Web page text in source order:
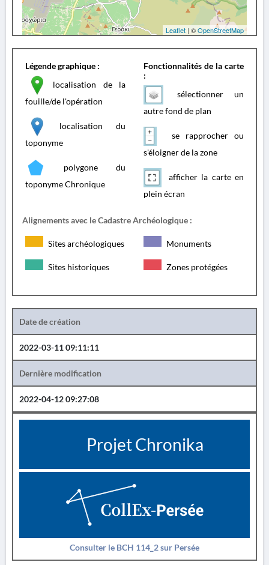
Leaflet | ©OpenStreetMap
Légende graphique :
localisation de la
fouille/de l'opération
localisation du
toponyme
polygone du
toponyme Chronique
Fonctionnalités de la carte
:
sélectionner un
autre fond de plan
se rapprocher ou
s'éloigner de la zone
afficher la carte en
plein écran
Alignements avec le Cadastre Archéologique :
Sites archéologiques Monuments
Sites historiques Zones protégées
Date de création
2022-03-11 09:11:11
Dernière modification
2022-04-12 09:27:08
Projet Chronika
Consulter le BCH 114_2 sur Persée